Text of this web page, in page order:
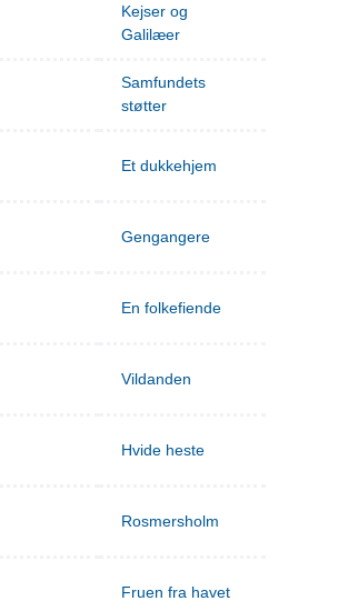
Kejser og
Galilæer
Samfundets
støtter
Et dukkehjem
Gengangere
En folkefiende
Vildanden
Hvide heste
Rosmersholm
Fruen fra havet